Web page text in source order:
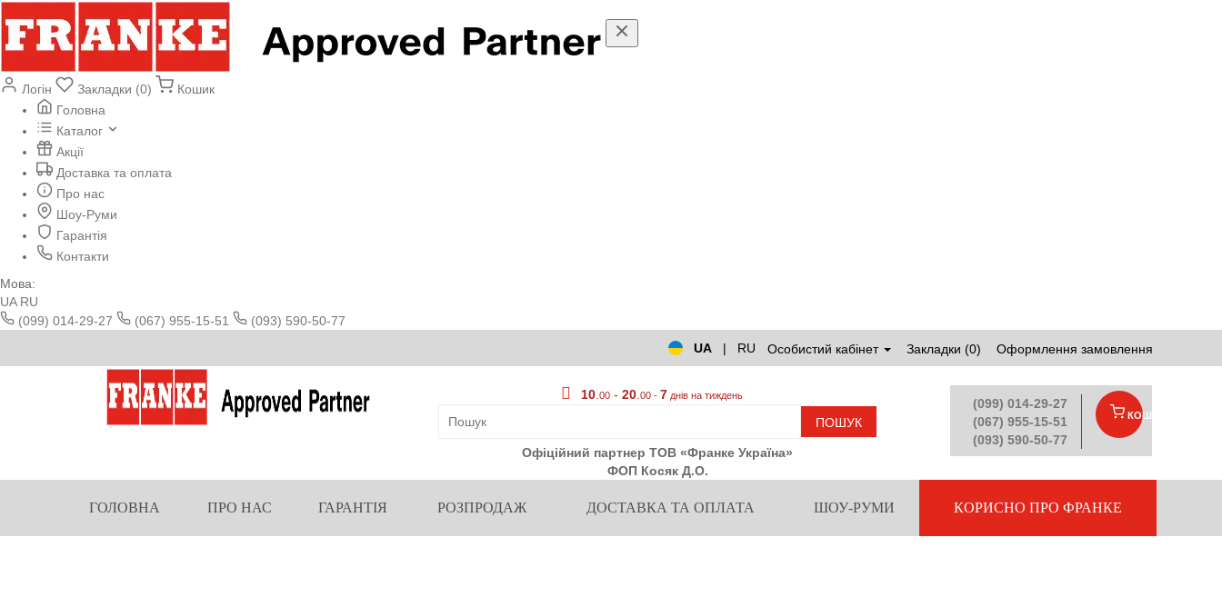
Логін Закладки (0)
Кошик
Головна
Каталог
Акції
Доставка та оплата
Про нас
Шоу-Руми
Гарантія
Контакти
Мова:
UA RU
(099) 014-29-27
(067) 955-15-51
(093) 590-50-77
UA
| RU Особистий кабінет Закладки (0) Оформлення замовлення
10 .00 -20 .00 -7 днів на тиждень
ПОШУК
Офіційний партнер ТОВ «Франке Україна»
ФОП Косяк Д.О.
(099) 014-29-27
(067) 955-15-51
(093) 590-50-77
КОШИК
ГОЛОВНА ПРО НАС ГАРАНТІЯ РОЗПРОДАЖ ДОСТАВКА ТА ОПЛАТА ШОУ-РУМИ КОРИСНО ПРО ФРАНКЕ